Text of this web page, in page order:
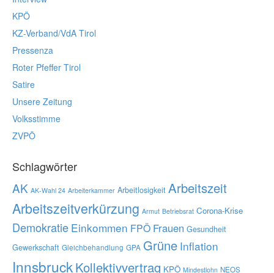
KPÖ
KZ-Verband/VdA Tirol
Pressenza
Roter Pfeffer Tirol
Satire
Unsere Zeitung
Volksstimme
ZVPÖ
Schlagwörter
AK AK-Wahl 24 Arbeiterkammer Arbeitlosigkeit Arbeitszeit
Arbeitszeitverkürzung Armut Betriebsrat Corona-Krise
Demokratie Einkommen FPÖ Frauen Gesundheit
Gewerkschaft Gleichbehandlung GPA Grüne Inflation
InnsbruckKollektivvertrag KPÖ Mindestlohn NEOS